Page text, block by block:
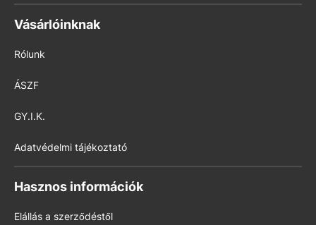
Vásárlóinknak
Rólunk
ÁSZF
GY.I.K.
Adatvédelmi tájékoztató
Hasznos információk
Elállás a szerződéstől